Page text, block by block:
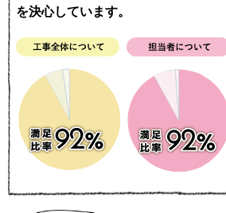
を決心しています。